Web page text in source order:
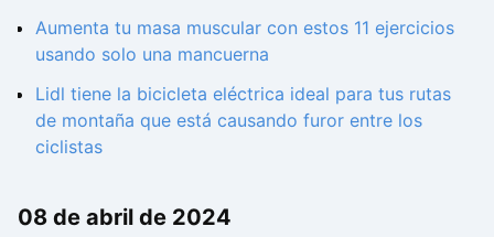
Aumenta tu masa muscular con estos 11 ejercicios
usando solo una mancuerna
Lidl tiene la bicicleta eléctrica ideal para tus rutas
de montaña que está causando furor entre los
ciclistas
08 de abril de 2024